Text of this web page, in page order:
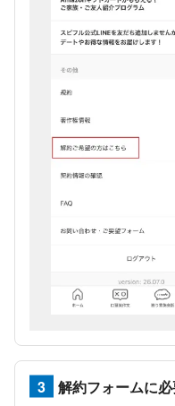
3 解約フォームに